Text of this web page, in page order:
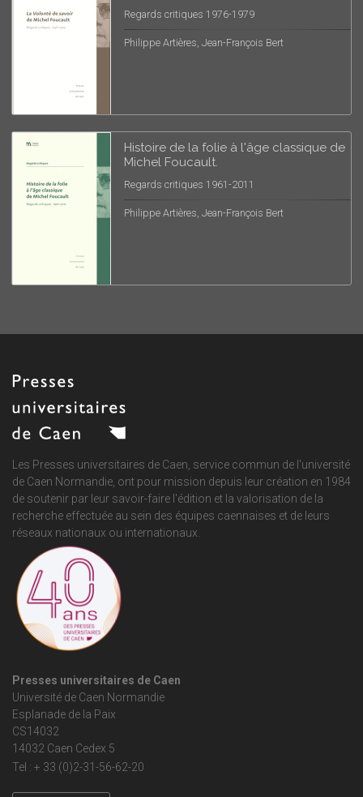
Regards critiques 1976-1979
Philippe Artières, Jean-François Bert
Histoire de la folie à l'âge classique de
Michel Foucault.
Regards critiques 1961-2011
Philippe Artières, Jean-François Bert
Les Presses universitaires de Caen, service commun de l'université
de Caen Normandie, ont pour mission depuis leur création en 1984
de soutenir par leur savoir-faire l'édition et la valorisation de la
recherche effectuée au sein des équipes caennaises et de leurs
réseaux nationaux ou internationaux.
Presses universitaires de Caen
Université de Caen Normandie
Esplanade de la Paix
CS14032
14032 Caen Cedex 5
Tel : + 33 (0)2-31-56-62-20